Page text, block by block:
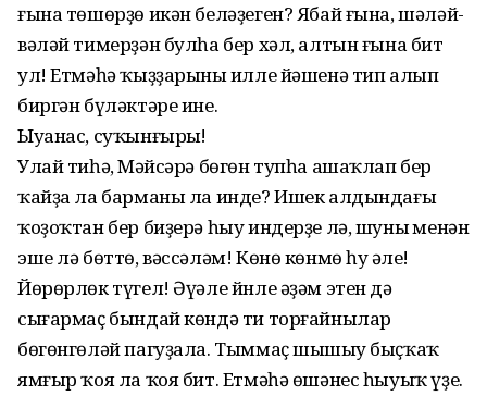
ғына төшөрҙө икән беләҙеген? Ябай ғына, шәләй-
вәләй тимерҙән булһа бер хәл, алтын ғына бит
ул! Етмәһә ҡыҙҙарының илле йәшенә тип алып
биргән бүләктәре ине.
Ыуанас, суҡынғырың!
Улай тиһәң, Мәйсәрә бөгөн тупһа ашаҡлап бер
ҡайҙа ла барманы ла инде? Ишек алдындағы
ҡоҙоҡтан бер биҙерә һыу индерҙе лә, шуның менән
эше лә бөттө, вәссәләм! Көнө көнмө һуң әле!
Йөрөрлөк түгел! Әүәле йнле әҙәм этен дә
сығармаҫ бындай көндә ти торғайнылар
бөгөнгөләй пагуҙала. Тыммаҫ шыңшыу быҫҡаҡ
ямғыр ҡоя ла ҡоя бит. Етмәһә өшәнес һыуыҡ үҙе.